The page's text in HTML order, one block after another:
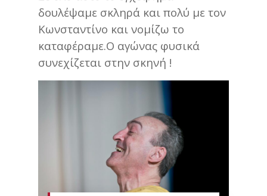
δουλέψαμε σκληρά και πολύ με τον
Κωνσταντίνο και νομίζω το
καταφέραμε.Ο αγώνας φυσικά
συνεχίζεται στην σκηνή !